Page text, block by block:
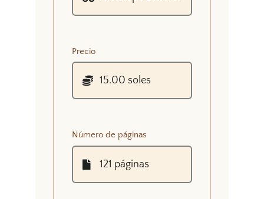
Precio
Número de páginas